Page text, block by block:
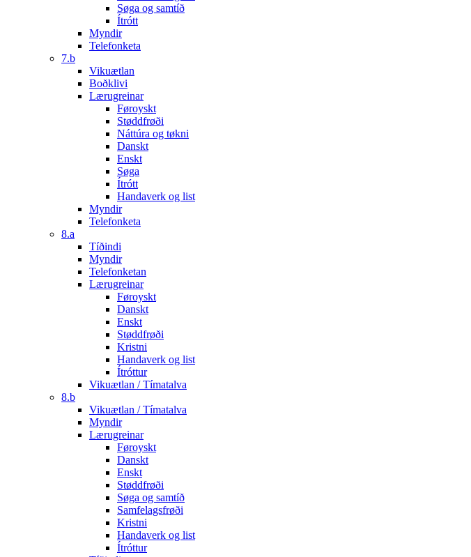
Søga og samtíð
Ítrótt
Myndir
Telefonketa
7.b
Vikuætlan
Boðklivi
Lærugreinar
Føroyskt
Støddfrøði
Náttúra og tøkni
Danskt
Enskt
Søga
Ítrótt
Handaverk og list
Myndir
Telefonketa
8.a
Tíðindi
Myndir
Telefonketan
Lærugreinar
Føroyskt
Danskt
Enskt
Støddfrøði
Kristni
Handaverk og list
Ítróttur
Vikuætlan / Tímatalva
8.b
Vikuætlan / Tímatalva
Myndir
Lærugreinar
Føroyskt
Danskt
Enskt
Støddfrøði
Søga og samtíð
Samfelagsfrøði
Kristni
Handaverk og list
Ítróttur